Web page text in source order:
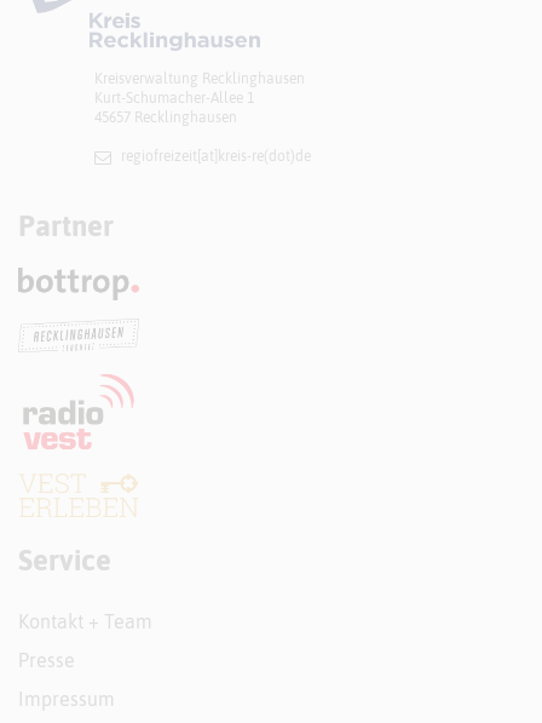
Kreisverwaltung Recklinghausen
Kurt-Schumacher-Allee 1
45657 Recklinghausen
regiofreizeit[at]​kreis-re(dot)de
Partner
Service
Kontakt + Team
Presse
Impressum